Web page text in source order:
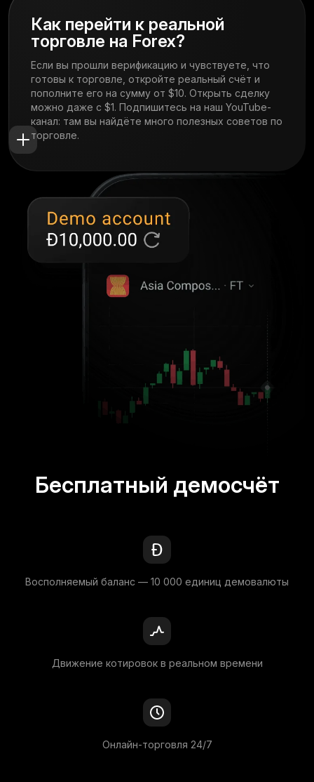
Как перейти к реальной
торговле на Forex?
Если вы прошли верификацию и чувствуете, что
готовы к торговле, откройте реальный счёт и
пополните его на сумму от $10. Открыть сделку
можно даже с $1. Подпишитесь на наш YouTube-
канал: там вы найдёте много полезных советов по
торговле.
Бесплатный демосчёт
Восполняемый баланс — 10 000 единиц демовалюты
Движение котировок в реальном времени
Онлайн-торговля 24/7